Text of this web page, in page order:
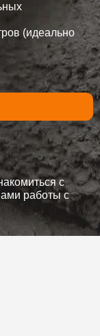
(идеально
с
работы с